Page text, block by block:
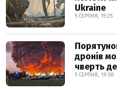
Ukraine
5 СЕРПНЯ, 15:25
дронів
чверть
5 СЕРПНЯ, 19:50